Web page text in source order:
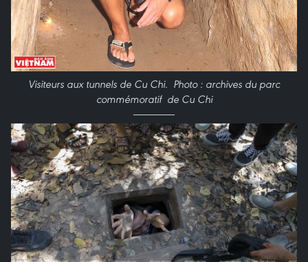
Visiteurs aux tunnels de Cu Chi. Photo : archives du parc
commémoratif de Cu Chi